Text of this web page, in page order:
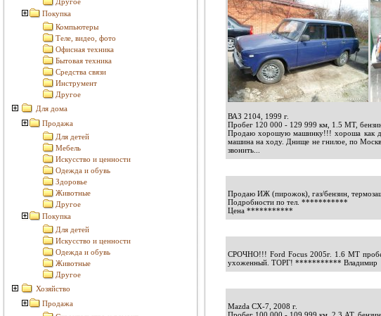
Покупка
Компьютеры
Теле, видео, фото
Офисная техника
Бытовая техника
Средства связи
Инструмент
Другое
Для дома
Продажа
Для детей
Мебель
Искусство и ценности
Одежда и обувь
Здоровье
Животные
Другое
Покупка
Для детей
Искусство и ценности
Одежда и обувь
Животные
Другое
Хозяйство
Продажа
ВАЗ 2104, 1999 г.
Пробег 120 000 - 129 999 км, 1.5 МТ,
Продаю хорошую машинку!!! хороша как для
машина на ходу. Днище не гнилое, по
звонить...
Продаю ИЖ (пирожок), газ/бензин,
Подробности по тел. ***********
Цена ***********
СРОЧНО!!! Ford Focus 2005г. 1.6 МТ пробег
ухоженный. ТОРГ! *********** Владимир
Mazda CX-7, 2008 г.